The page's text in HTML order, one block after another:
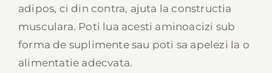
adipos, ci din contra, ajuta la constructia
musculara. Poti lua acesti aminoacizi sub
forma de suplimente sau poti sa apelezi la o
alimentatie adecvata.